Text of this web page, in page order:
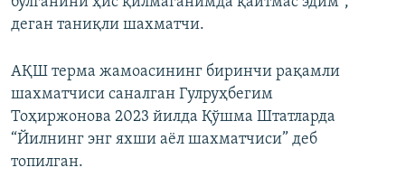
деган таниқли шахматчи.
АҚШ терма жамоасининг биринчи рақамли
шахматчиси саналган Гулруҳбегим
Тоҳиржонова 2023 йилда Қўшма Штатларда
“Йилнинг энг яхши аёл шахматчиси” деб
топилган.